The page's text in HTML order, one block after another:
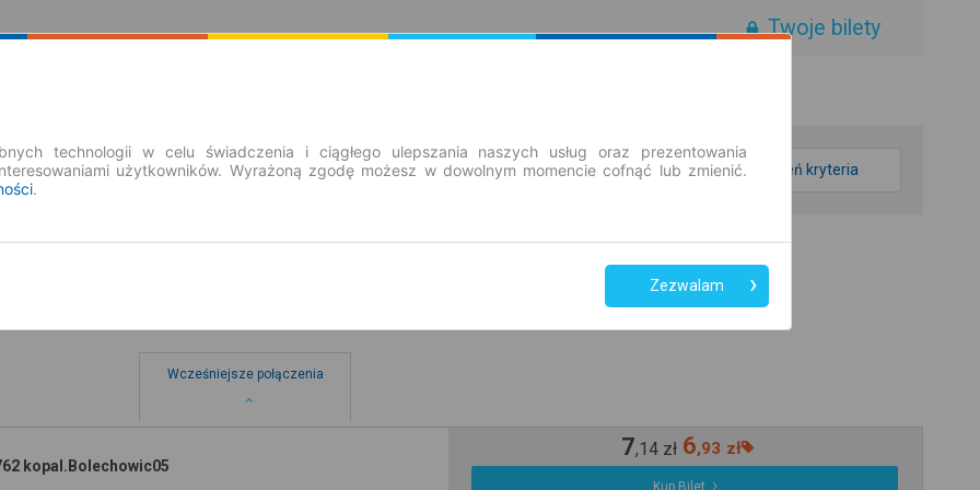
Twoje bilety
zmień kryteria
Wcześniejsze połączenia
kopal.Bolechowic05
7,14 zł 6,93 zł
Kup Bilet
technologii w celu świadczenia i ciągłego ulepszania naszych usług oraz prezentowania
użytkowników. Wyrażoną zgodę możesz w dowolnym momencie cofnąć lub zmienić.
.
Zezwalam